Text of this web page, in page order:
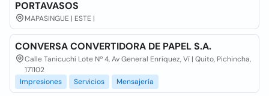
PORTAVASOS
MAPASINGUE | ESTE |
CONVERSA CONVERTIDORA DE PAPEL S.A.
Calle Tanicuchí Lote Nº 4, Av General Enríquez, Ví | Quito, Pichincha,
171102
Impresiones
Servicios Mensajería